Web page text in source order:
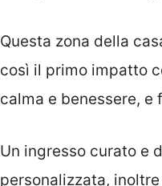
Questa zona della
così il primo impatto
calma e benessere,
Un ingresso curato e
personalizzata,